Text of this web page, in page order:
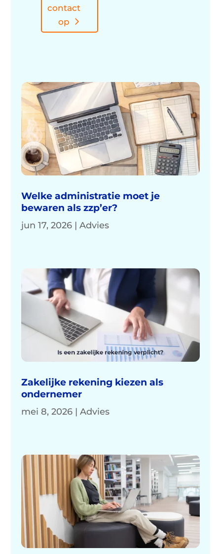
contact
op
Welke administratie moet je
bewaren als zzp’er?
jun 17, 2026| Advies
Zakelijke rekening kiezen als
ondernemer
mei 8, 2026| Advies